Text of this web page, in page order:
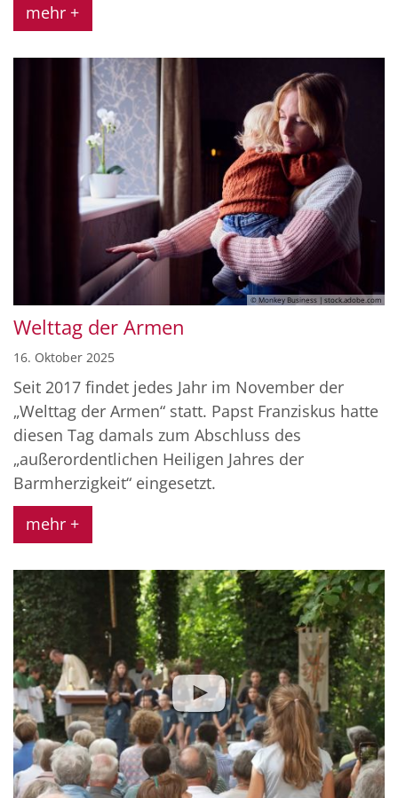
mehr +
© Monkey Business | stock.adobe.com
Welttag der Armen
16. Oktober 2025
Seit 2017 findet jedes Jahr im November der
„Welttag der Armen“ statt. Papst Franziskus hatte
diesen Tag damals zum Abschluss des
„außerordentlichen Heiligen Jahres der
Barmherzigkeit“ eingesetzt.
mehr +